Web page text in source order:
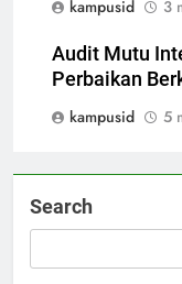
kampusid
3
Audit Mutu
Perbaikan
kampusid
5
Search